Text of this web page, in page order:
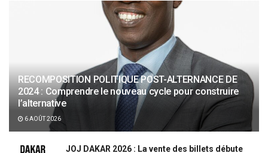
RECOMPOSITION POLITIQUE POST-ALTERNANCE DE
2024 : Comprendre le nouveau cycle pour construire
l’alternative
6 AOÛT 2026
JOJ DAKAR 2026 : La vente des billets débute